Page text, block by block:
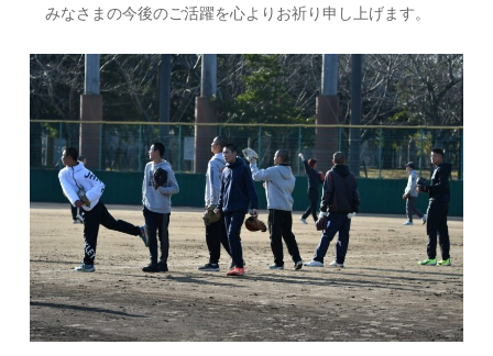
みなさまの今後のご活躍を心よりお祈り申し上げます。